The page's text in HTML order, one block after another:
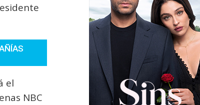
el
NBC